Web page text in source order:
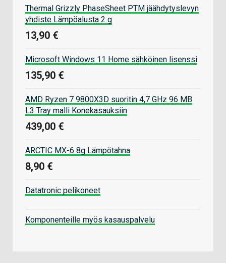
Thermal Grizzly PhaseSheet PTM jäähdytyslevyn
yhdiste Lämpöalusta 2 g
13,90 €
Microsoft Windows 11 Home sähköinen lisenssi
135,90 €
AMD Ryzen 7 9800X3D suoritin 4,7 GHz 96 MB
L3 Tray malli Konekasauksiin
439,00 €
ARCTIC MX-6 8g Lämpötahna
8,90 €
Datatronic pelikoneet
Komponenteille myös kasauspalvelu